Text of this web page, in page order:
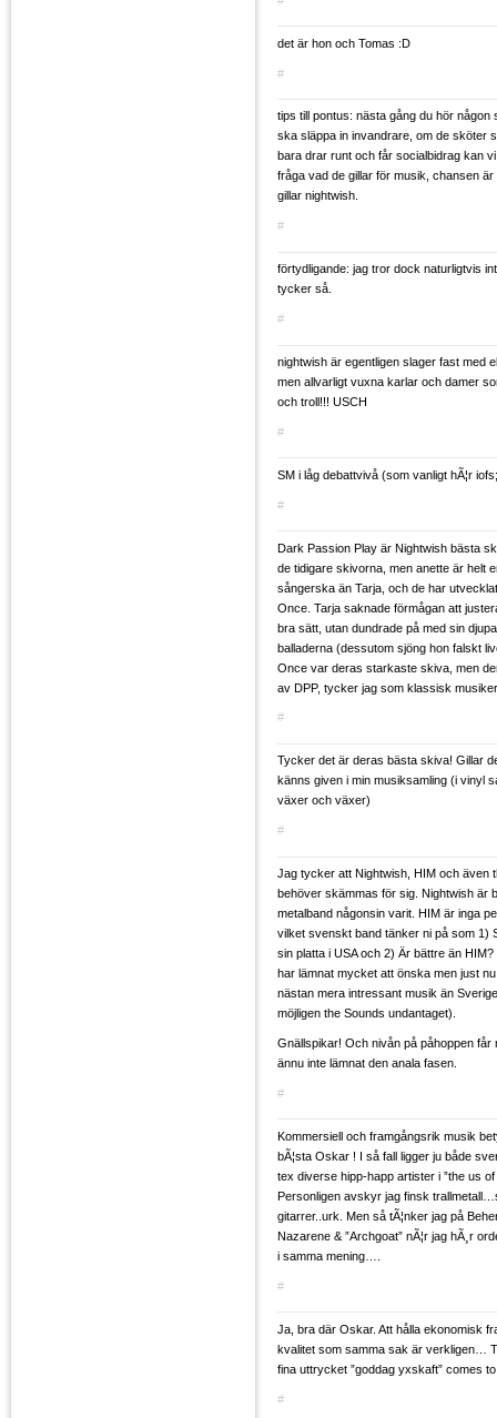
det är hon och Tomas :D
#
tips till pontus: nästa gång du hör någon
ska släppa in invandrare, om de sköter
bara drar runt och får socialbidrag kan
fråga vad de gillar för musik, chansen
gillar nightwish.
#
förtydligande: jag tror dock naturligtvis
tycker så.
#
nightwish är egentligen slager fast med
men allvarligt vuxna karlar och damer
och troll!!! USCH
#
SM i låg debattvivå (som vanligt hÃ¦r
#
Dark Passion Play är Nightwish bästa
de tidigare skivorna, men anette är helt
sångerska än Tarja, och de har
Once. Tarja saknade förmågan att
bra sätt, utan dundrade på med sin
balladerna (dessutom sjöng hon falskt
Once var deras starkaste skiva, men
av DPP, tycker jag som klassisk
#
Tycker det är deras bästa skiva! Gillar
känns given i min musiksamling (i vinyl
växer och växer)
#
Jag tycker att Nightwish, HIM och även
behöver skämmas för sig. Nightwish är
metalband någonsin varit. HIM är inga
vilket svenskt band tänker ni på som 1)
sin platta i USA och 2) Är bättre än
har lämnat mycket att önska men just
nästan mera intressant musik än
möjligen the Sounds undantaget).
Gnällspikar! Och nivån på påhoppen får
ännu inte lämnat den anala fasen.
#
Kommersiell och framgångsrik musik
bÃ¦sta Oskar ! I så fall ligger ju både
tex diverse hipp-happ artister i ”the us of
Personligen avskyr jag finsk
gitarrer..urk. Men så tÃ¦nker jag på
Nazarene & ”Archgoat” nÃ¦r jag hÃ¸r
i samma mening….
#
Ja, bra där Oskar. Att hålla ekonomisk
kvalitet som samma sak är verkligen…
fina uttrycket ”goddag yxskaft” comes
#